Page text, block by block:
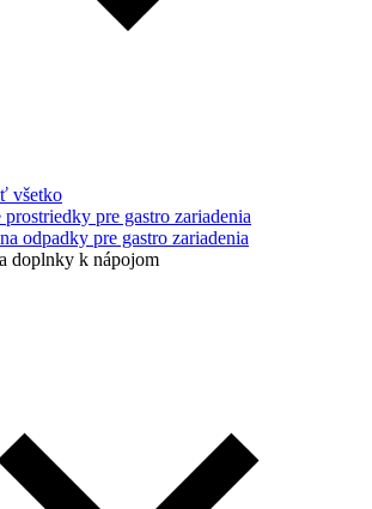
všetko
prostriedky pre gastro zariadenia
odpadky pre gastro zariadenia
doplnky k nápojom